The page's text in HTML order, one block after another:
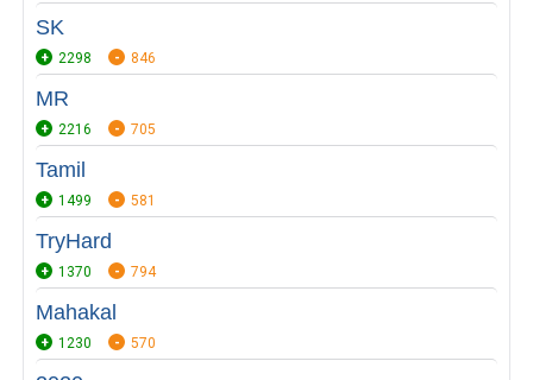
SK
2298 846
MR
2216 705
Tamil
1499 581
TryHard
1370 794
Mahakal
1230 570